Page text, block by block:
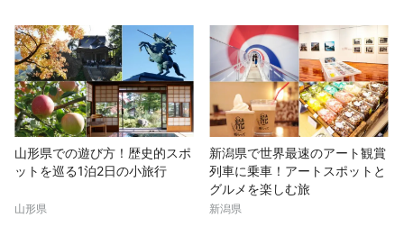
山形県での遊び方！歴史的スポ
ットを巡る1泊2日の小旅行
山形県
新潟県で世界最速のアート観賞
列車に乗車！アートスポットと
グルメを楽しむ旅
新潟県